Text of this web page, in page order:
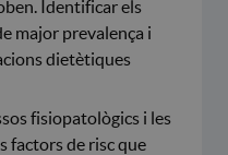
Identificar els
major prevalença i
dietètiques
fisiopatològics i les
factors de risc que